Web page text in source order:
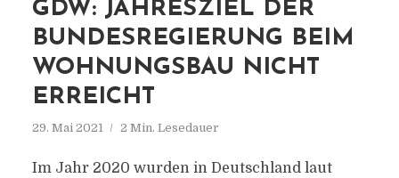
GDW: JAHRESZIEL DER
BUNDESREGIERUNG BEIM
WOHNUNGSBAU NICHT
ERREICHT
29. Mai 2021 2 Min. Lesedauer
Im Jahr 2020 wurden in Deutschland laut